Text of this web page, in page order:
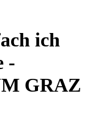
ich
-
GRAZ